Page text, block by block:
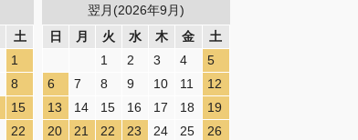
土
1
8
15
22
翌月(2026年9月)
日
月 火 水 木 金
土
1
2 3 4
5
6
7 8 9 10 11
12
13
14 15 16 17 18
19
20
21 22 23 24 25
26